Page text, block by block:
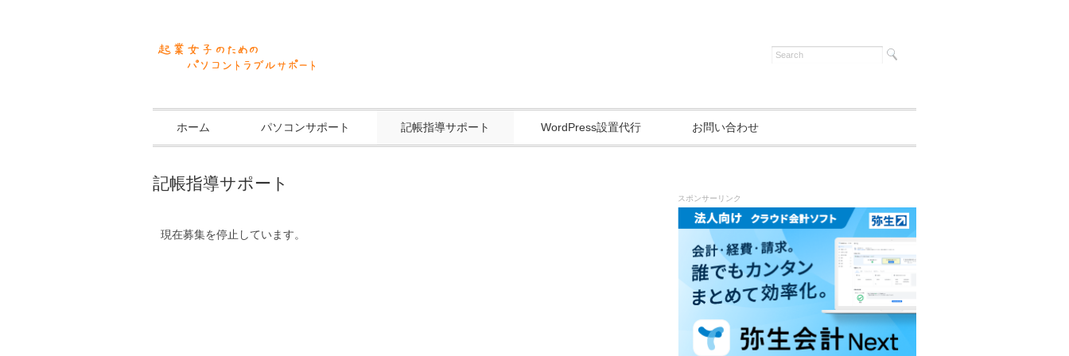
ホーム パソコンサポート 記帳指導サポート WordPress設置代行 お問い合わせ
記帳指導サポート
現在募集を停止しています。
スポンサーリンク